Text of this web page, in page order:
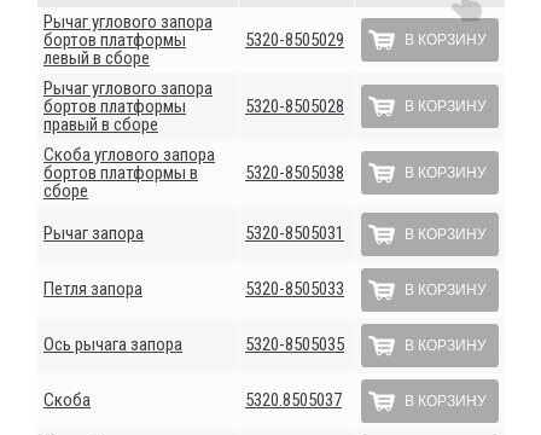
Рычаг углового запора
бортов платформы
левый в сборе
5320-8505029 В КОРЗИНУ
Рычаг углового запора
бортов платформы
правый в сборе
5320-8505028 В КОРЗИНУ
Скоба углового запора
бортов платформы в
сборе
5320-8505038 В КОРЗИНУ
Рычаг запора 5320-8505031 В КОРЗИНУ
Петля запора 5320-8505033 В КОРЗИНУ
Ось рычага запора 5320-8505035 В КОРЗИНУ
Скоба 5320.8505037 В КОРЗИНУ